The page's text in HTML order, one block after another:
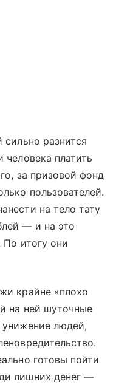
сильно разнится
платить
за призовой фонд
пользователей.
на тело тату
— и на это
По итогу они
крайне «плохо
на ней шуточные
унижение людей,
готовы пойти
лишних денег —